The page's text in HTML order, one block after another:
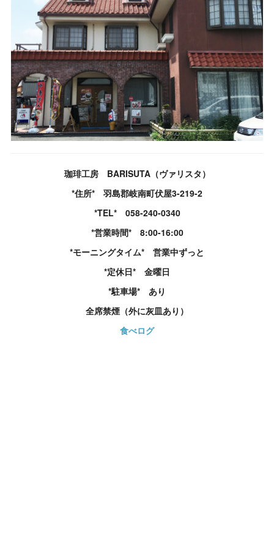
珈琲工房 BARISUTA（ヴァリスタ）
*住所* 羽島郡岐南町伏屋3-219-2
*TEL* 058-240-0340
*営業時間* 8:00-16:00
*モーニングタイム* 営業中ずっと
*定休日* 金曜日
*駐車場* あり
全席禁煙（外に灰皿あり）
食べログ